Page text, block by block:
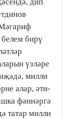
дип
белем бирү
үзләре
милли
алар, әти-
фәннәргә
татар милли